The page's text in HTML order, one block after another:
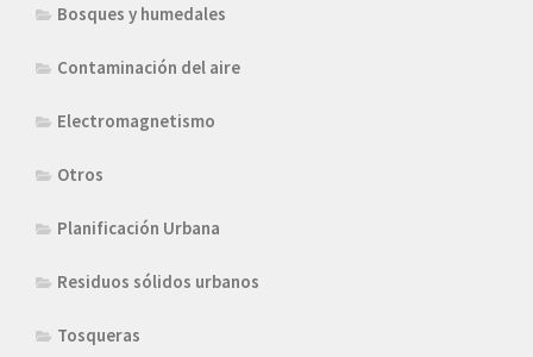
Bosques y humedales
Contaminación del aire
Electromagnetismo
Otros
Planificación Urbana
Residuos sólidos urbanos
Tosqueras